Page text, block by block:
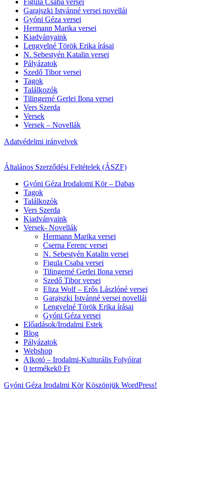
Figula Csaba versei
Garajszki Istvánné versei novellái
Gyóni Géza versei
Hermann Marika versei
Kiadványaink
Lengyelné Török Erika írásai
N. Sebestyén Katalin versei
Pályázatok
Szedő Tibor versei
Tagok
Találkozók
Tilingerné Gerlei Ilona versei
Vers Szerda
Versek
Versek – Novellák
Adatvédelmi irányelvek
Általános Szerződési Feltételek (ÁSZF)
Gyóni Géza Irodalomi Kör – Dabas
Tagok
Találkozók
Vers Szerda
Kiadványaink
Versek- Novellák
Hermann Marika versei
Cserna Ferenc versei
N. Sebestyén Katalin versei
Figula Csaba versei
Tilingerné Gerlei Ilona versei
Szedő Tibor versei
Eliza Wolf – Erős Lászlóné versei
Garajszki Istvánné versei novellái
Lengyelné Török Erika írásai
Gyóni Géza versei
Előadások/Irodalmi Estek
Blog
Pályázatok
Webshop
Alkotó – Irodalmi-Kulturális Folyóirat
0 termékek0 Ft
Gyóni Géza Irodalmi Kör Köszönjük WordPress!